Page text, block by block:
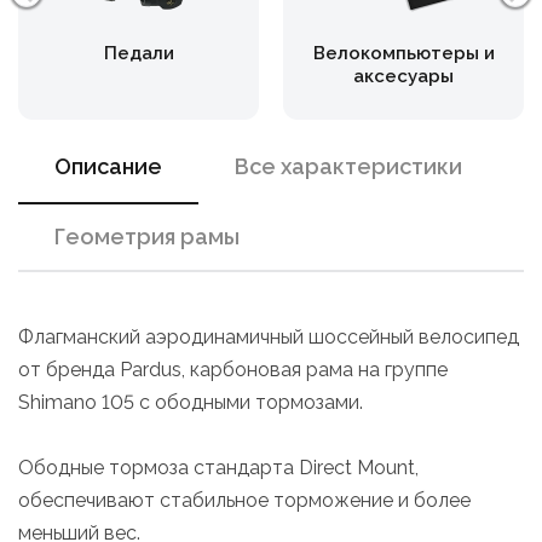
Педали
Велокомпьютеры и
аксесуары
Описание Все характеристики
Геометрия рамы
Флагманский аэродинамичный шоссейный велосипед
от бренда Pardus, карбоновая рама на группе
Shimano 105 с ободными тормозами.
Ободные тормоза стандарта Direct Mount,
обеспечивают стабильное торможение и более
меньший вес.